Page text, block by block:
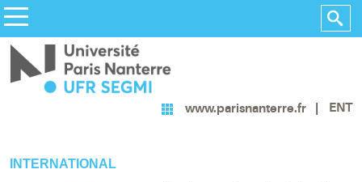
www.parisnanterre.fr ENT
INTERNATIONAL